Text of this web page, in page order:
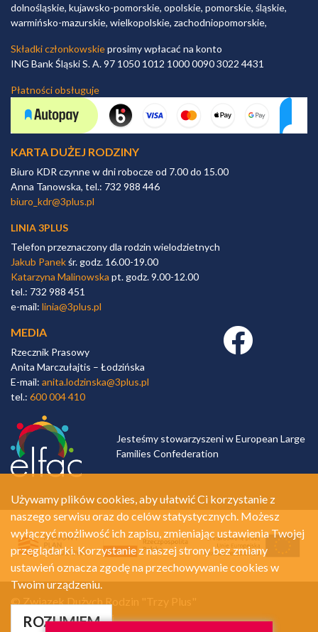
dolnośląskie, kujawsko-pomorskie, opolskie, pomorskie, śląskie,
warmińsko-mazurskie, wielkopolskie, zachodniopomorskie,
Składki członkowskieprosimy wpłacać na konto
ING Bank Śląski S. A. 97 1050 1012 1000 0090 3022 4431
Płatności obsługuje
KARTA DUŻEJ RODZINY
Biuro KDR czynne w dni robocze od 7.00 do 15.00
Anna Tanowska, tel.: 732 988 446
biuro_kdr@3plus.pl
LINIA 3PLUS
Telefon przeznaczony dla rodzin wielodzietnych
Jakub Panekśr. godz. 16.00-19.00
Katarzyna Malinowska pt. godz. 9.00-12.00
tel.: 732 988 451
e-mail: linia@3plus.pl
MEDIA
Rzecznik Prasowy
Anita Marczułajtis – Łodzińska
E-mail: anita.lodzinska@3plus.pl
tel.: 600 004 410
Facebook link
Jesteśmy stowarzyszeni w European Large
Families Confederation
Polityka prywatności
Używamy plików cookies, aby ułatwić Ci korzystanie z
naszego serwisu oraz do celów statystycznych. Możesz
wyłączyć możliwość ich zapisu, zmieniając ustawienia Twojej
przeglądarki. Korzystanie z naszej strony bez zmiany
ustawień oznacza zgodę na przechowywanie cookies w
Twoim urządzeniu.
ROZUMIEM